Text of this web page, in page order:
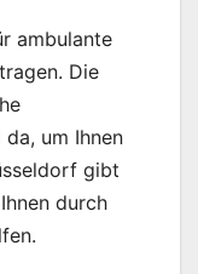
ambulante
Die
um Ihnen
gibt
durch